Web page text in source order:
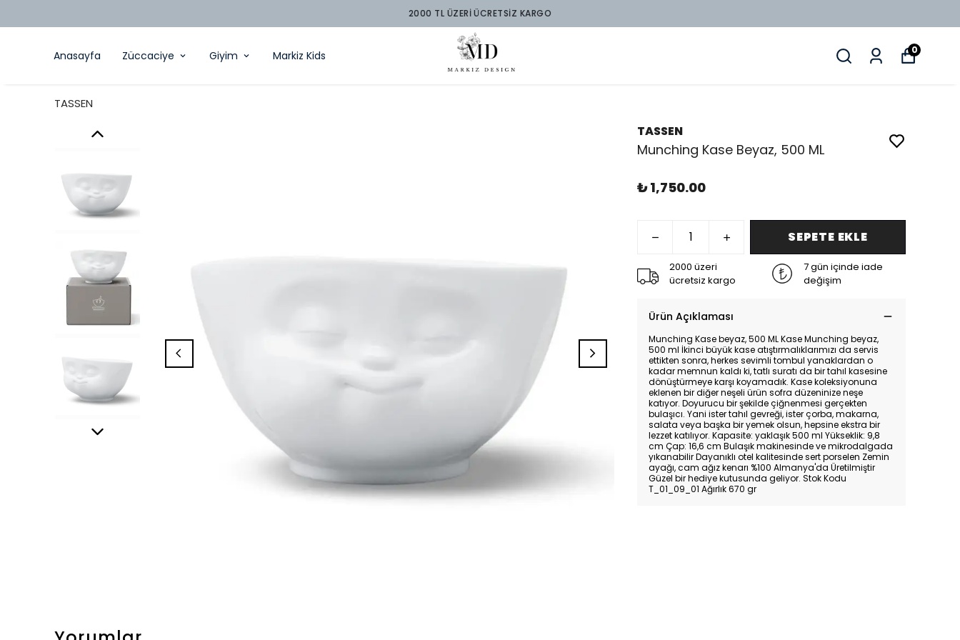
2000 TL ÜZERİ ÜCRETSİZ KARGO
Anasayfa Züccaciye Giyim Markiz Kids 0
TASSEN
TASSEN
Munching Kase Beyaz, 500 ML
₺ 1,750.00
SEPETE EKLE
2000 üzeri
ücretsiz kargo
7 gün içinde iade
değişim
Ürün Açıklaması
Munching Kase beyaz, 500 ML Kase Munching beyaz,
500 ml İkinci büyük kase atıştırmalıklarımızı da servis
ettikten sonra, herkes sevimli tombul yanaklardan o
kadar memnun kaldı ki, tatlı suratı da bir tahıl kasesine
dönüştürmeye karşı koyamadık. Kase koleksiyonuna
eklenen bir diğer neşeli ürün sofra düzeninize neşe
katıyor. Doyurucu bir şekilde çiğnenmesi gerçekten
bulaşıcı. Yani ister tahıl gevreği, ister çorba, makarna,
salata veya başka bir yemek olsun, hepsine ekstra bir
lezzet katılıyor. Kapasite: yaklaşık 500 ml Yükseklik: 9,8
cm Çap: 16,6 cm Bulaşık makinesinde ve mikrodalgada
yıkanabilir Dayanıklı otel kalitesinde sert porselen Zemin
ayağı, cam ağız kenarı %100 Almanya'da Üretilmiştir
Güzel bir hediye kutusunda geliyor. Stok Kodu
T_01_09_01 Ağırlık 670 gr